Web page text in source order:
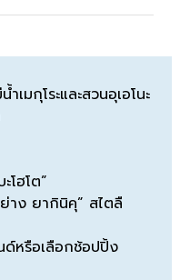
เมกุโระและสวนอุเอโนะ
โฮโต”
าง ยากินิคุ” สไตลื
ด์หรือเลือกช้อปปิ้ง